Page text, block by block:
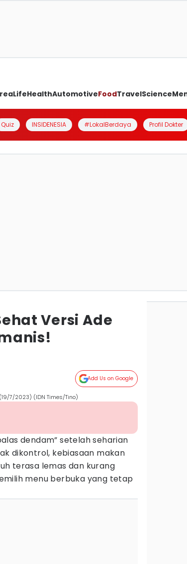
LifeHealthAutomotiveFoodTravelScience
Quiz INSIDENESIA #LokalBerdaya Profil Dokter
Versi Ade
Add Us on Google
7/2023) (IDN Times/Tino)
dendam” setelah seharian
dikontrol, kebiasaan makan
terasa lemas dan kurang
menu berbuka yang tetap